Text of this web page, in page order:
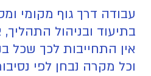
עבודה דרך גוף מקומי
בתיעוד ובניהול
אין התחייבות לכך שכל
וכל מקרה נבחן לפי